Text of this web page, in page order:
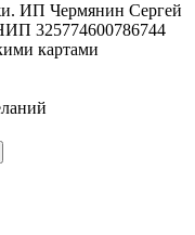
ИП Чермянин Сергей
325774600786744
картами